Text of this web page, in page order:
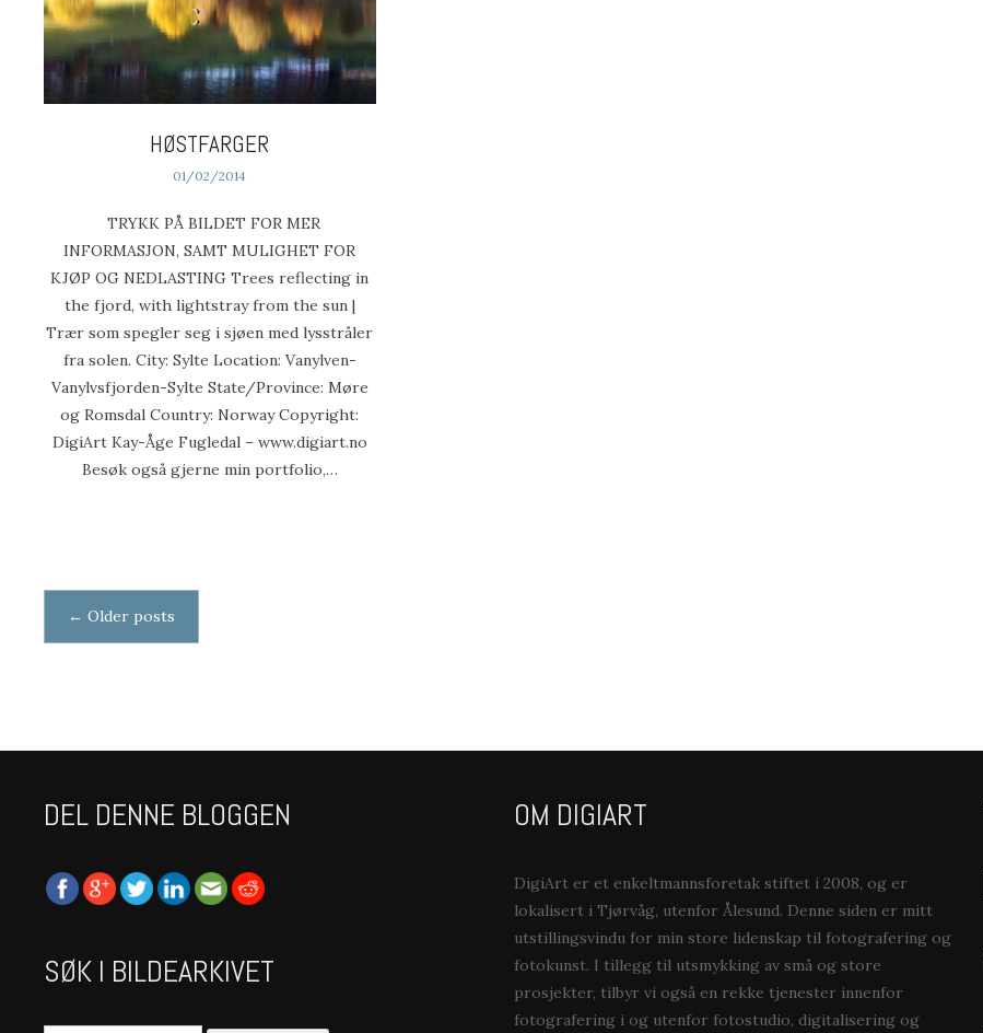
HØSTFARGER
01/02/2014
TRYKK PÅ BILDET FOR MER
INFORMASJON, SAMT MULIGHET FOR
KJØP OG NEDLASTING Trees reflecting in
the fjord, with lightstray from the sun |
Trær som spegler seg i sjøen med lysstråler
fra solen. City: Sylte Location: Vanylven-
Vanylvsfjorden-Sylte State/Province: Møre
og Romsdal Country: Norway Copyright:
DigiArt Kay-Åge Fugledal – www.digiart.no
Besøk også gjerne min portfolio,…
Posts navigation
← Older posts
DEL DENNE BLOGGEN
SØK I BILDEARKIVET
OM DIGIART
DigiArt er et enkeltmannsforetak stiftet i 2008, og er
lokalisert i Tjørvåg, utenfor Ålesund. Denne siden er mitt
utstillingsvindu for min store lidenskap til fotografering og
fotokunst. I tillegg til utsmykking av små og store
prosjekter, tilbyr vi også en rekke tjenester innenfor
fotografering i og utenfor fotostudio, digitalisering og